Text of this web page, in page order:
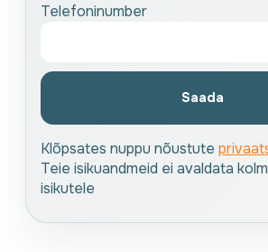
Telefoninumber
Saada
Klõpsates nuppu nõustute
Teie isikuandmeid ei avaldata
isikutele